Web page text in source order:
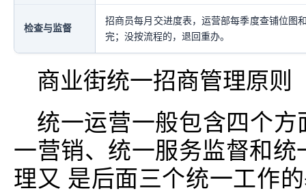
检查与监督
招商员每月交进度表，运营部每季度查铺位图
完；没按流程的，退回重办。
商业街统一招商管理原则
统一运营一般包含四个
一营销、统一服务监督和统
理又 是后面三个统一工作